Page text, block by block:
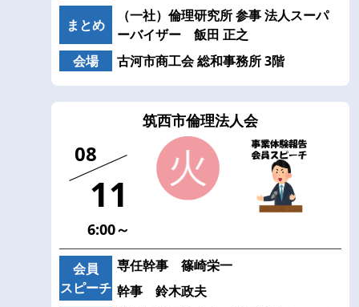
まとめ
（一社）倫理研究所 参事 法人スーパ
ーバイザー 飯田 正之
会場
古河市商工会 総和事務所 3階
筑西市倫理法人会
08
11
6:00～
会員
スピーチ
専任幹事 篠崎栄一
幹事 鈴木政夫